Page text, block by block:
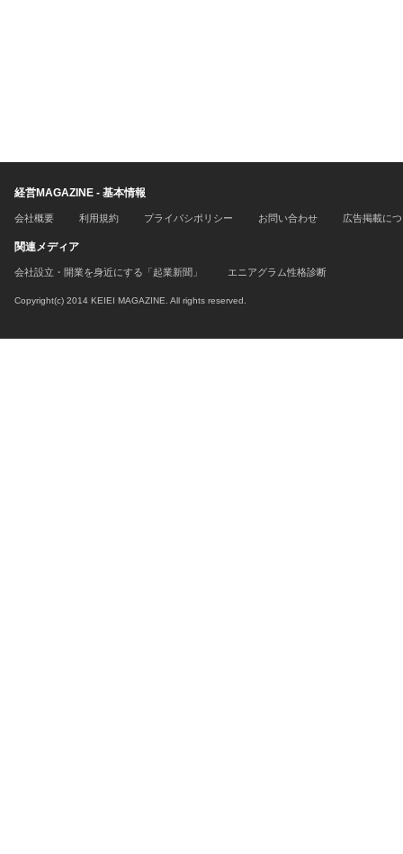
経営MAGAZINE - 基本情報
会社概要 利用規約 プライバシポリシー お問い合わせ 広告掲載に
関連メディア
会社設立・開業を身近にする「起業新聞」 エニアグラム性格診断
Copyright(c) 2014 KEIEI MAGAZINE. All rights reserved.